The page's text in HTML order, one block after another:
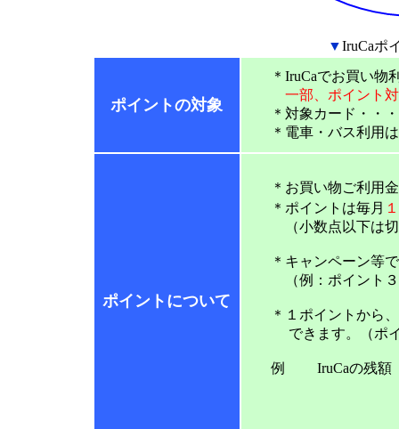
▼IruCaポ
ポイントの対象
＊IruCaでお買い物利
一部、ポイント対
＊対象カード・・・
＊電車・バス利用は
ポイントについて
＊お買い物ご利用
＊ポイントは毎月
（小数点以下は切
＊キャンペーン等で
（例：ポイント３
＊１ポイントから、
できます。（ポイ
例 IruCaの残額